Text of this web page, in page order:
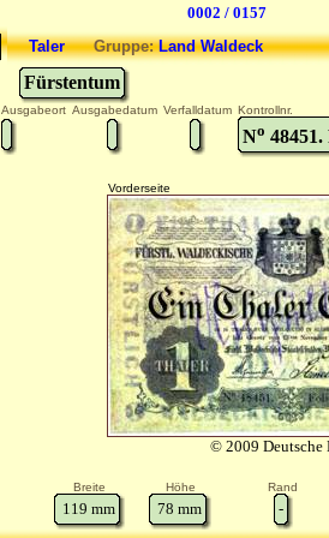
0002 / 0157
TalerGruppe:Land Waldeck
Fürstentum
Ausgabeort Ausgabedatum Verfalldatum Kontrollnr.
No 48451.
Vorderseite
© 2009 Deutsche
Breite Höhe Rand
119 mm 78 mm -